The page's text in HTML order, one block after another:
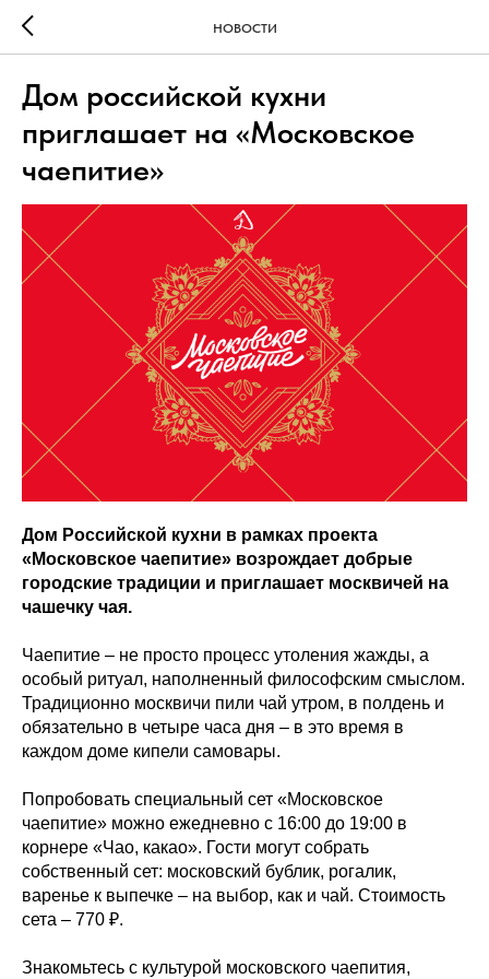
НОВОСТИ
Дом российской кухни
приглашает на «Московское
чаепитие»
Дом Российской кухни в рамках проекта
«Московское чаепитие» возрождает добрые
городские традиции и приглашает москвичей на
чашечку чая.
Чаепитие – не просто процесс утоления жажды, а
особый ритуал, наполненный философским смыслом.
Традиционно москвичи пили чай утром, в полдень и
обязательно в четыре часа дня – в это время в
каждом доме кипели самовары.
Попробовать специальный сет «Московское
чаепитие» можно ежедневно с 16:00 до 19:00 в
корнере «Чао, какао». Гости могут собрать
собственный сет: московский бублик, рогалик,
варенье к выпечке – на выбор, как и чай. Стоимость
сета – 770 ₽.
Знакомьтесь с культурой московского чаепития,